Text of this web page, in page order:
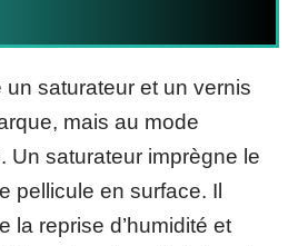
un saturateur et un vernis
mais au mode
Un saturateur imprègne le
pellicule en surface. Il
la reprise d’humidité et